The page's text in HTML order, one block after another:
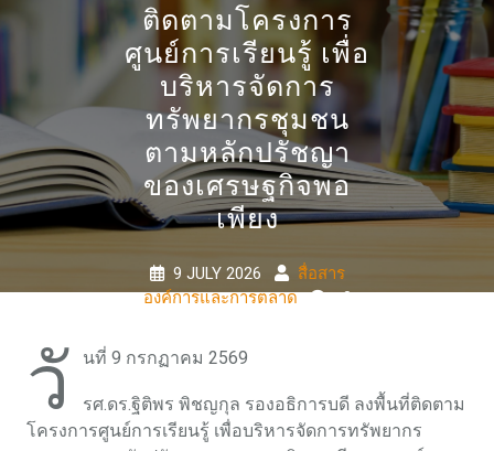
ติดตามโครงการ
ศูนย์การเรียนรู้ เพื่อ
บริหารจัดการ
ทรัพยากรชุมชน
ตามหลักปรัชญา
ของเศรษฐกิจพอ
เพียง
9 JULY 2026
สื่อสาร
องค์การและการตลาด
0
วั นที่ 9 กรกฏาคม 2569
รศ.ดร.ฐิติพร พิชญกุล รองอธิการบดี ลงพื้นที่ติดตาม
โครงการศูนย์การเรียนรู้ เพื่อบริหารจัดการทรัพยากร